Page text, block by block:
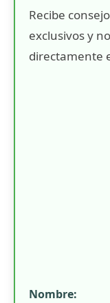
Recibe
exclusivos y
directamente
Nombre: